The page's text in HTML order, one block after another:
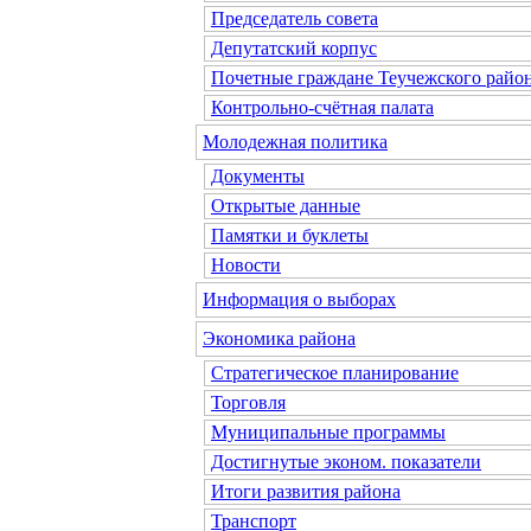
Председатель совета
Депутатский корпус
Почетные граждане Теучежского
Контрольно-счётная палата
Молодежная политика
Документы
Открытые данные
Памятки и буклеты
Новости
Информация о выборах
Экономика района
Стратегическое планирование
Торговля
Муниципальные программы
Достигнутые эконом. показатели
Итоги развития района
Транспорт